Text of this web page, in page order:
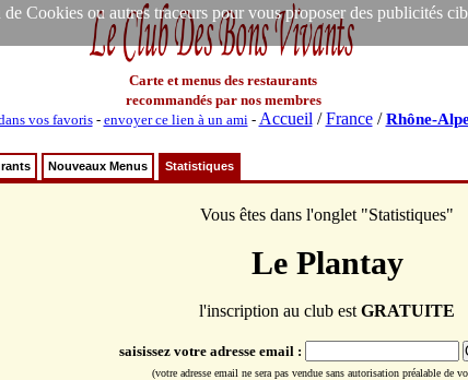
Cookies ou autres traceurs pour vous proposer des publicités
Carte et menus des restaurants
recommandés par nos membres
vos favoris- envoyer ce lien à un ami- Accueil /France/Rhône-
Nouveaux Menus Statistiques
Vous êtes dans l'onglet "Statistiques"
Le Plantay
l'inscription au club est GRATUITE
saisissez votre adresse email :
(votre adresse email ne sera pas vendue sans autorisation préalable de